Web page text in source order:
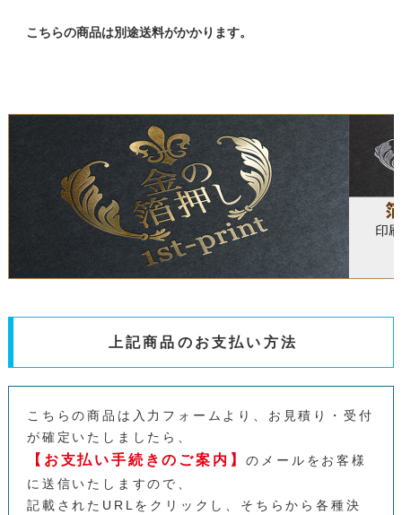
111,840 97,400
1000枚 113,820 105,570 98,950
119,780 110,750 103,550
125,740 115,930
1600枚 131,700 121,110 112,750
1800枚 137,660
こちらの商品は別途送料がかかります。
上記商品のお支払い方法
こちらの商品は入力フォームより、お見積り・受付
が確定いたしましたら、
【お支払い手続きのご案内】のメールをお客様
に送信いたしますので、
記載されたURLをクリックし、そちらから各種決